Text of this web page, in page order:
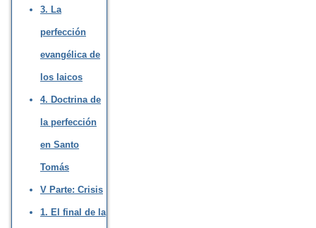
3. La
perfección
evangélica de
los laicos
4. Doctrina de
la perfección
en Santo
Tomás
V Parte: Crisis
1. El final de la